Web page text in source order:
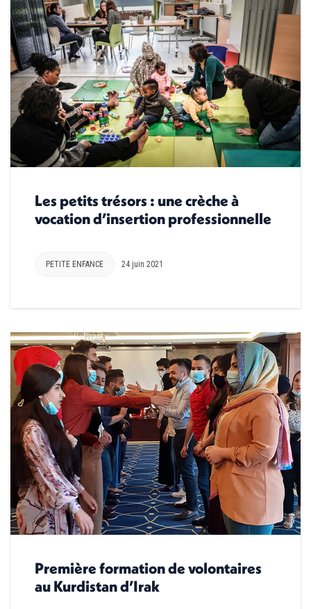
Les petits trésors : une crèche à
vocation d’insertion professionnelle
PETITE ENFANCE 24 juin 2021
Première formation de volontaires
au Kurdistan d’Irak